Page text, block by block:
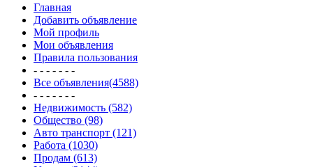
Главная
Добавить объявление
Мой профиль
Мои объявления
Правила пользования
- - - - - - -
Все объявления(4588)
- - - - - - -
Недвижимость (582)
Общество (98)
Авто транспорт (121)
Работа (1030)
Продам (613)